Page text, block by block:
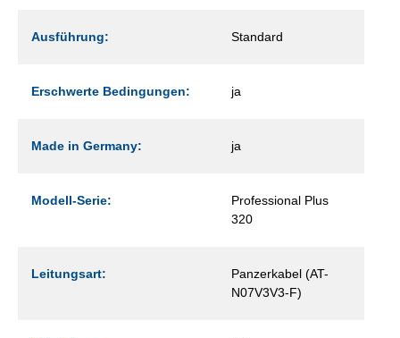
Ausführung: Standard
Erschwerte Bedingungen: ja
Made in Germany: ja
Modell-Serie:
Professional Plus
320
Leitungsart:
Panzerkabel (AT-
N07V3V3-F)